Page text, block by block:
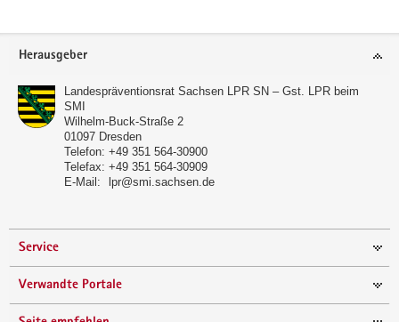
Footer-
Herausgeber
Landespräventionsrat Sachsen LPR SN – Gst. LPR beim
SMI
Wilhelm-Buck-Straße 2
01097 Dresden
Telefon: +49 351 564-30900
Telefax: +49 351 564-30909
E-Mail:
lpr@smi.sachsen.de
Service
Verwandte Portale